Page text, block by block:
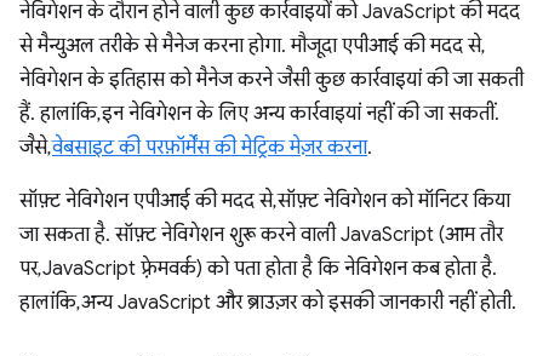
नेविगेशन के दौरान होने वाली कुछ कार्रवाइयों को JavaScript की मदद
से मैन्युअल तरीके से मैनेज करना होगा. मौजूदा एपीआई की मदद से,
नेविगेशन के इतिहास को मैनेज करने जैसी कुछ कार्रवाइयां की जा सकती
हैं. हालांकि, इन नेविगेशन के लिए अन्य कार्रवाइयां नहीं की जा सकतीं.
जैसे,वेबसाइट की परफ़ॉर्मेंस की मेट्रिक मेज़र करना.
सॉफ़्ट नेविगेशन एपीआई की मदद से, सॉफ़्ट नेविगेशन को मॉनिटर किया
जा सकता है. सॉफ़्ट नेविगेशन शुरू करने वाली JavaScript (आम तौर
पर, JavaScript फ़्रेमवर्क) को पता होता है कि नेविगेशन कब होता है.
हालांकि, अन्य JavaScript और ब्राउज़र को इसकी जानकारी नहीं होती.